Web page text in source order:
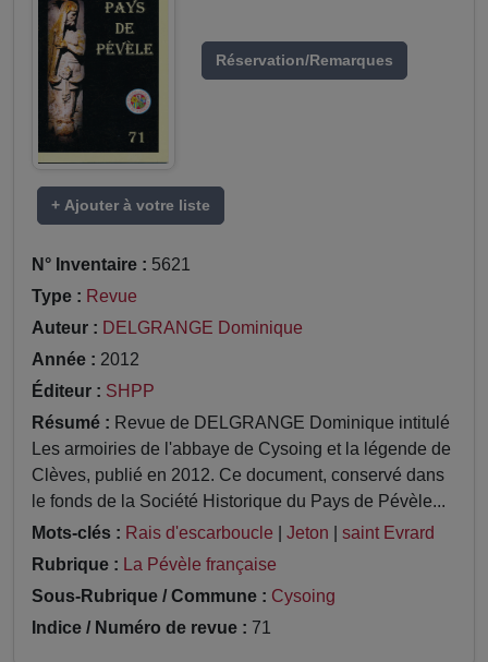
Réservation/Remarques
+ Ajouter à votre liste
N° Inventaire : 5621
Type : Revue
Auteur : DELGRANGE Dominique
Année : 2012
Éditeur : SHPP
Résumé : Revue de DELGRANGE Dominique intitulé
Les armoiries de l'abbaye de Cysoing et la légende de
Clèves, publié en 2012. Ce document, conservé dans
le fonds de la Société Historique du Pays de Pévèle...
Mots-clés : Rais d'escarboucle Jeton
saint Evrard
Rubrique : La Pévèle française
Sous-Rubrique / Commune : Cysoing
Indice / Numéro de revue : 71